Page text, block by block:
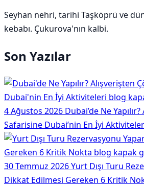
Seyhan nehri, tarihi Taşköprü ve
kebabı. Çukurova'nın kalbi.
Son Yazılar
4 Ağustos 2026 Dubai’de Ne
Safarisine Dubai’nin En İyi
30 Temmuz 2026Yurt Dışı Turu
Dikkat Edilmesi Gereken 6 Kritik